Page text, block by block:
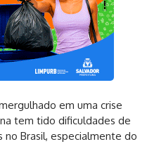
em uma crise
tem tido dificuldades de
Brasil, especialmente do